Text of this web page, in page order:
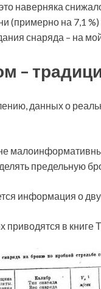
наверняка
(примерно на 7,1
снаряда – на
–
данных о
предельную
информация о
в книге